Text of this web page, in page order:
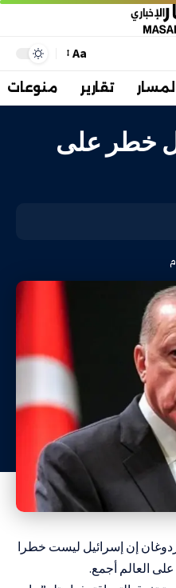
Aa
المسار تقارير منوعات
خطر على
إن إسرائيل ليست خطرا
العالم أجمع.